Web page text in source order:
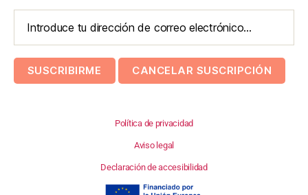
Política de privacidad
Aviso legal
Declaración de accesibilidad